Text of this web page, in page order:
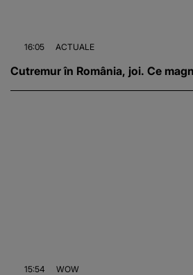
16:05 ACTUALE
Cutremur în România, joi. Ce
15:54 WOW